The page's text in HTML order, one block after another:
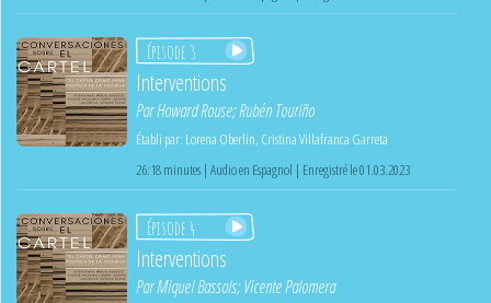
Épisode 3
Interventions
ParHoward Rouse;Rubén Touriño
Établi par: Lorena Oberlin Cristina Villafranca Garreta
26:18 minutes | Audio en Espagnol | Enregistré le 01.03.2023
Épisode 4
Interventions
ParMiquel Bassols;Vicente Palomera